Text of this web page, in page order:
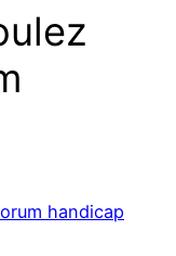
handicap